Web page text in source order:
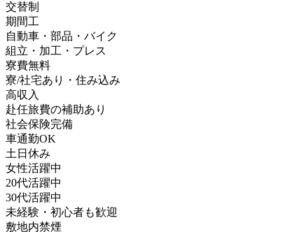
交替制
期間工
自動車・部品・バイク
組立・加工・プレス
寮費無料
寮/社宅あり・住み込み
高収入
赴任旅費の補助あり
社会保険完備
車通勤OK
土日休み
女性活躍中
20代活躍中
30代活躍中
未経験・初心者も歓迎
敷地内禁煙